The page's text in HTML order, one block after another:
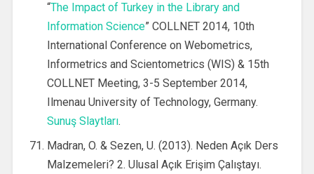
“The Impact of Turkey in the Library and
Information Science” COLLNET 2014, 10th
International Conference on Webometrics,
Informetrics and Scientometrics (WIS) & 15th
COLLNET Meeting, 3-5 September 2014,
Ilmenau University of Technology, Germany.
Sunuş Slaytları.
Madran, O. & Sezen, U. (2013). Neden Açık Ders
Malzemeleri? 2. Ulusal Açık Erişim Çalıştayı.